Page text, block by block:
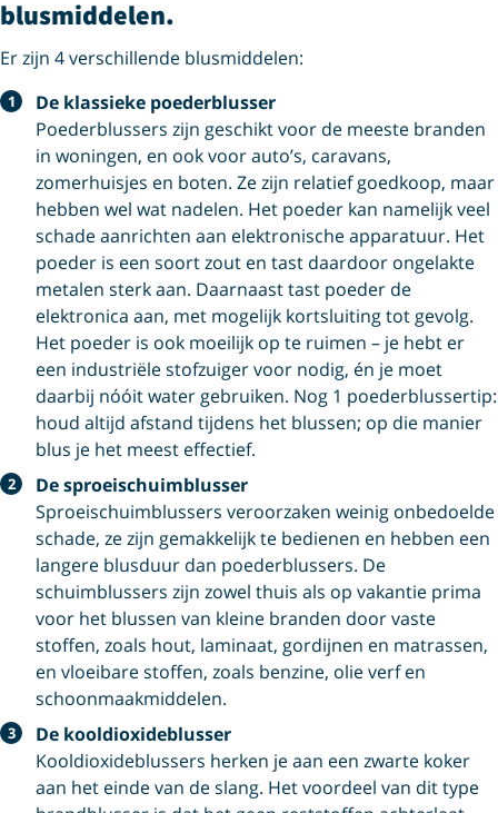
blusmiddelen.
Er zijn 4 verschillende blusmiddelen:
De klassieke poederblusser
Poederblussers zijn geschikt voor de meeste branden
in woningen, en ook voor auto’s, caravans,
zomerhuisjes en boten. Ze zijn relatief goedkoop, maar
hebben wel wat nadelen. Het poeder kan namelijk veel
schade aanrichten aan elektronische apparatuur. Het
poeder is een soort zout en tast daardoor ongelakte
metalen sterk aan. Daarnaast tast poeder de
elektronica aan, met mogelijk kortsluiting tot gevolg.
Het poeder is ook moeilijk op te ruimen – je hebt er
een industriële stofzuiger voor nodig, én je moet
daarbij nóóit water gebruiken. Nog 1 poederblussertip:
houd altijd afstand tijdens het blussen; op die manier
blus je het meest effectief.
De sproeischuimblusser
Sproeischuimblussers veroorzaken weinig onbedoelde
schade, ze zijn gemakkelijk te bedienen en hebben een
langere blusduur dan poederblussers. De
schuimblussers zijn zowel thuis als op vakantie prima
voor het blussen van kleine branden door vaste
stoffen, zoals hout, laminaat, gordijnen en matrassen,
en vloeibare stoffen, zoals benzine, olie verf en
schoonmaakmiddelen.
De kooldioxideblusser
Kooldioxideblussers herken je aan een zwarte koker
aan het einde van de slang. Het voordeel van dit type